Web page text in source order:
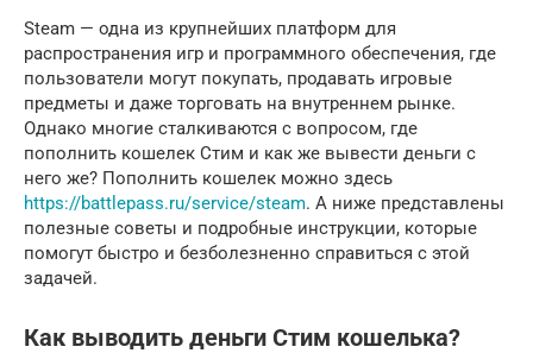
Steam — одна из крупнейших платформ для
распространения игр и программного обеспечения, где
пользователи могут покупать, продавать игровые
предметы и даже торговать на внутреннем рынке.
Однако многие сталкиваются с вопросом, где
пополнить кошелек Стим и как же вывести деньги с
него же? Пополнить кошелек можно здесь
https://battlepass.ru/service/steam. А ниже представлены
полезные советы и подробные инструкции, которые
помогут быстро и безболезненно справиться с этой
задачей.
Как выводить деньги Стим кошелька?